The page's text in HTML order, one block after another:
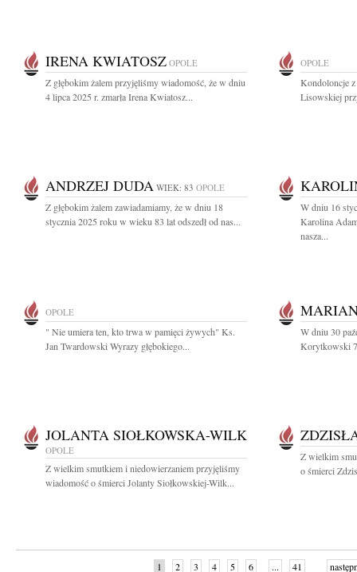
IRENA KWIATOSZ OPOLE
Z głębokim żalem przyjęliśmy wiadomość, że w dniu
4 lipca 2025 r. zmarła Irena Kwiatosz...
OPOLE
Kondoloncje
Lisowskiej
ANDRZEJ DUDA WIEK: 83 OPOLE
Z głębokim żalem zawiadamiamy, że w dniu 18
stycznia 2025 roku w wieku 83 lat odszedł od nas...
W dniu 16
Karolina
nasza...
OPOLE
" Nie umiera ten, kto trwa w pamięci żywych" Ks.
Jan Twardowski Wyrazy głębokiego...
W dniu 30
Korytkowski
JOLANTA SIOŁKOWSKA-WILK
OPOLE
Z wielkim smutkiem i niedowierzaniem przyjęliśmy
wiadomość o śmierci Jolanty Siołkowskiej-Wilk...
Z wielkim
o śmierci
1 2 3 4 5 6 ... 41